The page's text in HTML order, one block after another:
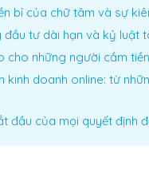
bỉ của chữ tâm và sự
tư dài hạn và kỷ luật
cho những người cầm
kinh doanh online: từ
đầu của mọi quyết định